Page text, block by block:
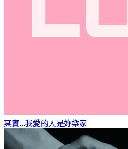
其實...我愛的人是妳樂家